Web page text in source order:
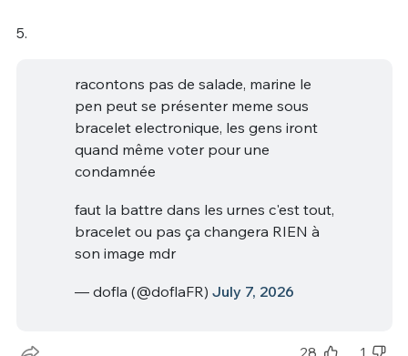
5.
racontons pas de salade, marine le
pen peut se présenter meme sous
bracelet electronique, les gens iront
quand même voter pour une
condamnée
faut la battre dans les urnes c'est tout,
bracelet ou pas ça changera RIEN à
son image mdr
— dofla (@doflaFR) July 7, 2026